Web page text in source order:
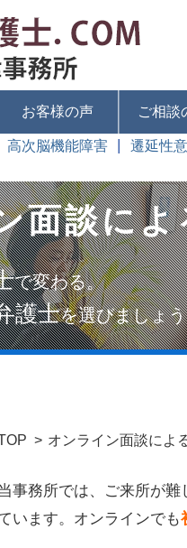
お客様の声 ご相談
高次脳機能障害 遷延性
面談によ
で変わる。
護士を選びましょ
オンライン面談によ
事務所では、ご来所が
います。オンラインでも